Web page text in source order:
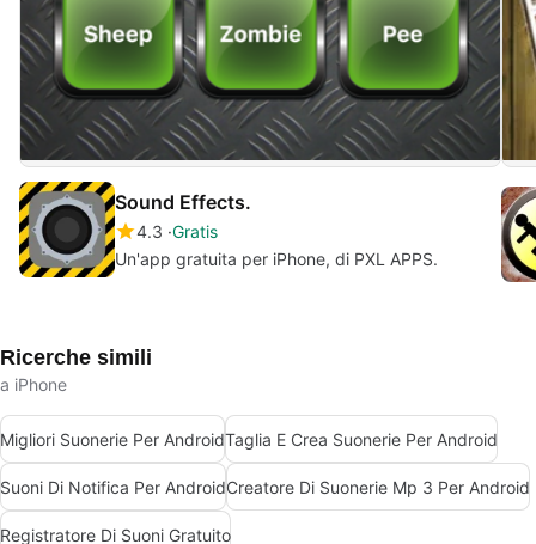
Sound Effects.
4.3 Gratis
Un'app gratuita per iPhone, di PXL APPS.
Ricerche simili
a iPhone
Migliori Suonerie Per AndroidTaglia E Crea Suonerie Per Android
Suoni Di Notifica Per AndroidCreatore Di Suonerie Mp 3 Per Android
Registratore Di Suoni Gratuito